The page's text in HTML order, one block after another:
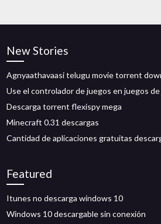
New Stories
Agnyaathavaasi telugu movie torrent
Use el controlador de juegos en juegos
Descarga torrent flexispy mega
Minecraft 0.31 descargas
Cantidad de aplicaciones gratuitas
Featured
Itunes no descarga windows 10
Windows 10 descargable sin conexión